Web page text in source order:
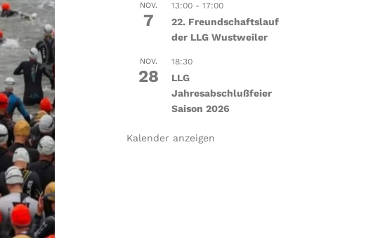
NOV.
7
13:00- 17:00
22. Freundschaftslauf
der LLG Wustweiler
NOV.
28
18:30
LLG
Jahresabschlußfeier
Saison 2026
Kalender anzeigen